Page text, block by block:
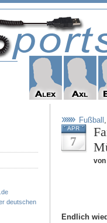
deutschen
Fußball
APR
7
von
Endlich